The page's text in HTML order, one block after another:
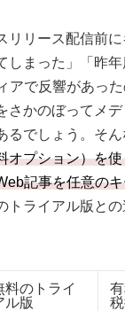
リリース配信前
しまった」「昨
アで反響があっ
さかのぼってメ
るでしょう。そん
オプション）を
記事を任意の
トライアル版と
料のトライ
ル版
税